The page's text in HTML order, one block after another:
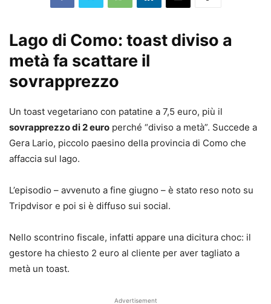
Lago di Como: toast diviso a
metà fa scattare il
sovrapprezzo
Un toast vegetariano con patatine a 7,5 euro, più il
sovrapprezzo di 2 euro perché “diviso a metà”. Succede a
Gera Lario, piccolo paesino della provincia di Como che
affaccia sul lago.
L’episodio – avvenuto a fine giugno – è stato reso noto su
Tripdvisor e poi si è diffuso sui social.
Nello scontrino fiscale, infatti appare una dicitura choc: il
gestore ha chiesto 2 euro al cliente per aver tagliato a
metà un toast.
Advertisement